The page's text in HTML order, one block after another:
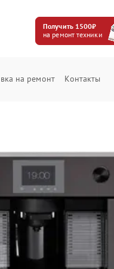
Получить 1500₽
на ремонт техники
на ремонт Контакты